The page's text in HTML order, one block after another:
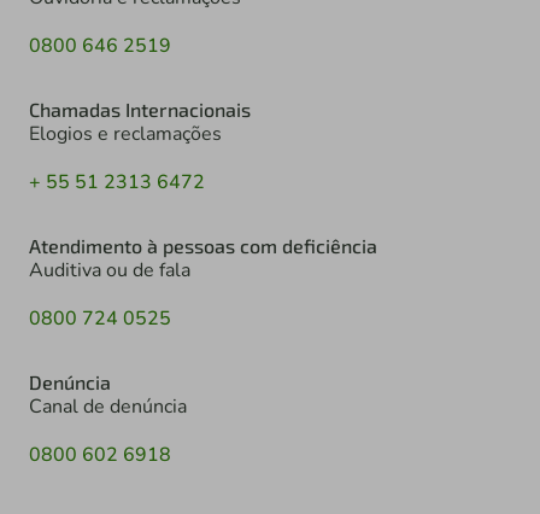
0800 646 2519
Chamadas Internacionais
Elogios e reclamações
+ 55 51 2313 6472
Atendimento à pessoas com deficiência
Auditiva ou de fala
0800 724 0525
Denúncia
Canal de denúncia
0800 602 6918